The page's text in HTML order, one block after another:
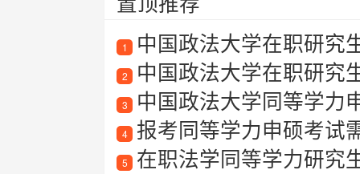
1 中国政法大学在职研究
2 中国政法大学在职研究
3 中国政法大学同等学力
4 报考同等学力申硕考试需要
5 在职法学同等学力研究